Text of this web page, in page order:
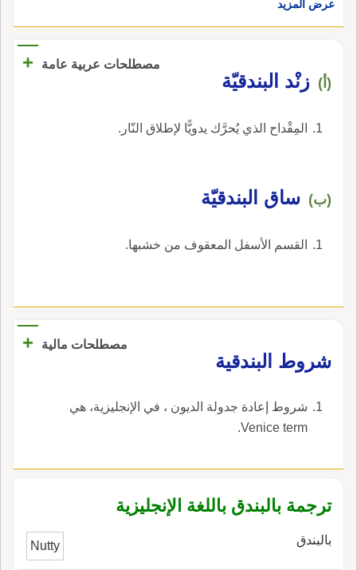
عرض المزيد
مصطلحات عربية عامة +
(أ) زنْد البندقيّة
المِقْداح الذي يُحرَّك يدويًّا لإطلاق النّار.
(ب) ساق البندقيّة
القسم الأسفل المعقوف من خشبها.
مصطلحات مالية
+
شروط البندقية
شروط إعادة جدولة الديون ، في الإنجليزية، هي
Venice term.
ترجمة بالبندق باللغة الإنجليزية
بالبندق Nutty